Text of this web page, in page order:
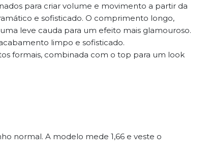
para criar volume e movimento a partir da
e sofisticado. O comprimento longo,
leve cauda para um efeito mais glamouroso.
limpo e sofisticado.
formais, combinada com o top para um look
normal. A modelo mede 1,66 e veste o